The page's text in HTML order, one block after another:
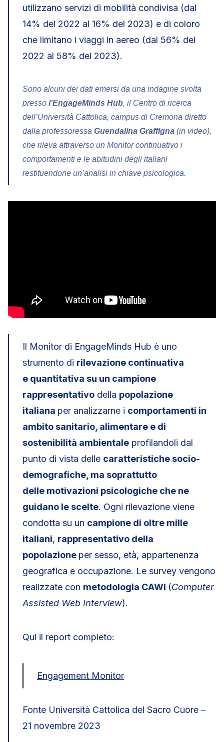
utilizzano servizi di mobilità condivisa (dal
14% del 2022 al 16% del 2023) e di coloro
che limitano i viaggi in aereo (dal 56% del
2022 al 58% del 2023).
Sono alcuni dei dati emersi da una indagine svolta
presso l’EngageMinds Hub, il Centro di ricerca
dell’Università Cattolica, campus di Cremona diretto
dalla professoressa Guendalina Graffigna (in video),
che rileva attraverso un Monitor continuativo i
comportamenti e le abitudini degli italiani
restituendone un’analisi in chiave psicologica.
Il Monitor di EngageMinds Hub è uno
strumento di rilevazione continuativa
e quantitativa su un campione
rappresentativo della popolazione
italiana per analizzarne i comportamenti in
ambito sanitario, alimentare e di
sostenibilità ambientale profilandoli dal
punto di vista delle caratteristiche socio-
demografiche, ma soprattutto
delle motivazioni psicologiche che ne
guidano le scelte. Ogni rilevazione viene
condotta su un campione di oltre mille
italiani, rappresentativo della
popolazione per sesso, età, appartenenza
geografica e occupazione. Le survey vengono
realizzate con metodologia CAWI (Computer
Assisted Web Interview).
Qui il report completo:
Engagement Monitor
Fonte Università Cattolica del Sacro Cuore –
21 novembre 2023